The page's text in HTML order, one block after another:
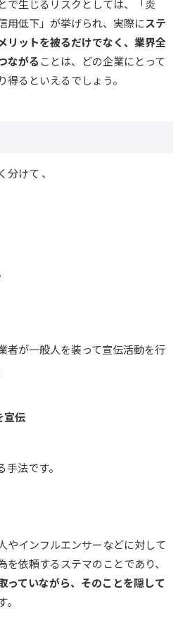
で生じるリスクとしては、「炎
用低下」が挙げられ、実際にステ
リットを被るだけでなく、業界全
ながることは、どの企業にとって
るといえるでしょう。
分けて 、
者が一般人を装って宣伝活動を行
宣伝
法です。
やインフルエンサーなどに対して
依頼するステマのことであり、
っていながら、そのことを隠して